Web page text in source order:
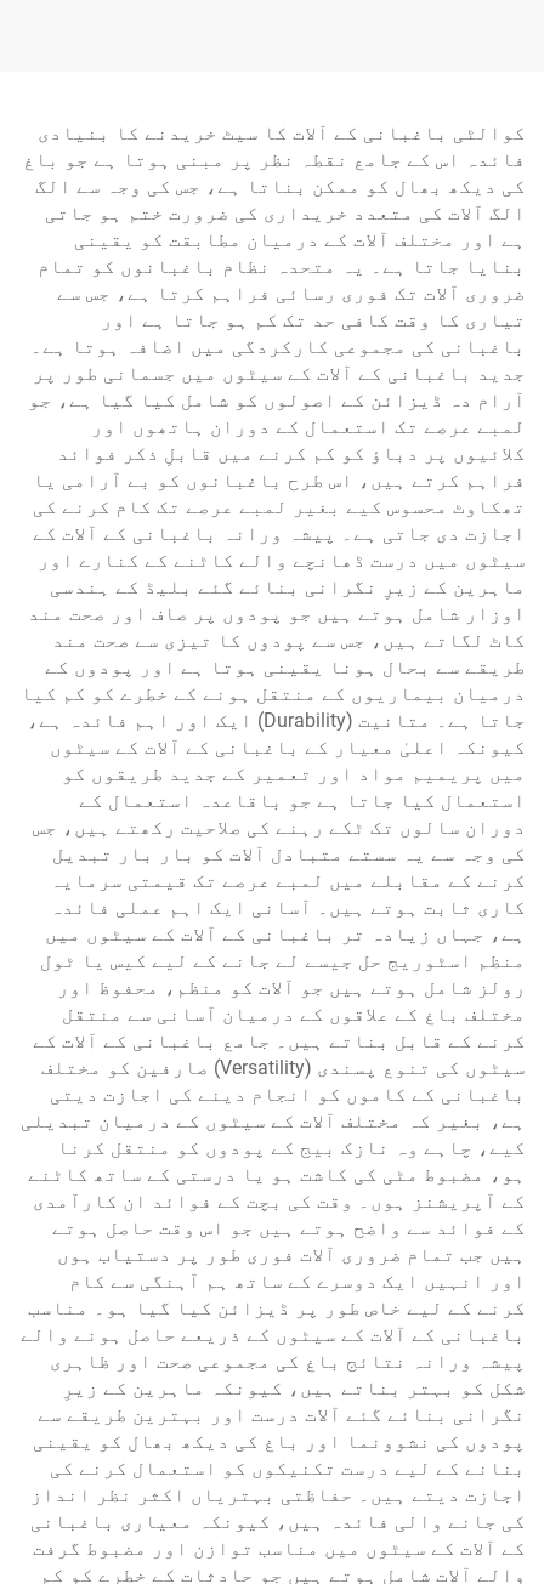
کوالٹی باغبانی کے آلات کا سیٹ خریدنے کا بنیادی
فائدہ اس کے جامع نقطہ نظر پر مبنی ہوتا ہے جو باغ
کی دیکھ بھال کو ممکن بناتا ہے، جس کی وجہ سے الگ
الگ آلات کی متعدد خریداری کی ضرورت ختم ہو جاتی
ہے اور مختلف آلات کے درمیان مطابقت کو یقینی
بنایا جاتا ہے۔ یہ متحدہ نظام باغبانوں کو تمام
ضروری آلات تک فوری رسائی فراہم کرتا ہے، جس سے
تیاری کا وقت کافی حد تک کم ہو جاتا ہے اور
باغبانی کی مجموعی کارکردگی میں اضافہ ہوتا ہے۔
جدید باغبانی کے آلات کے سیٹوں میں جسمانی طور پر
آرام دہ ڈیزائن کے اصولوں کو شامل کیا گیا ہے، جو
لمبے عرصے تک استعمال کے دوران ہاتھوں اور
کلائیوں پر دباؤ کو کم کرنے میں قابلِ ذکر فوائد
فراہم کرتے ہیں، اس طرح باغبانوں کو بے آرامی یا
تھکاوٹ محسوس کیے بغیر لمبے عرصے تک کام کرنے کی
اجازت دی جاتی ہے۔ پیشہ ورانہ باغبانی کے آلات کے
سیٹوں میں درست ڈھانچے والے کاٹنے کے کنارے اور
ماہرین کے زیرِ نگرانی بنائے گئے بلیڈ کے ہندسی
اوزار شامل ہوتے ہیں جو پودوں پر صاف اور صحت مند
کاٹ لگاتے ہیں، جس سے پودوں کا تیزی سے صحت مند
طریقے سے بحال ہونا یقینی ہوتا ہے اور پودوں کے
درمیان بیماریوں کے منتقل ہونے کے خطرے کو کم کیا
جاتا ہے۔ متانیت (Durability) ایک اور اہم فائدہ ہے،
کیونکہ اعلیٰ معیار کے باغبانی کے آلات کے سیٹوں
میں پریمیم مواد اور تعمیر کے جدید طریقوں کو
استعمال کیا جاتا ہے جو باقاعدہ استعمال کے
دوران سالوں تک ٹکے رہنے کی صلاحیت رکھتے ہیں، جس
کی وجہ سے یہ سستے متبادل آلات کو بار بار تبدیل
کرنے کے مقابلے میں لمبے عرصے تک قیمتی سرمایہ
کاری ثابت ہوتے ہیں۔ آسانی ایک اہم عملی فائدہ
ہے، جہاں زیادہ تر باغبانی کے آلات کے سیٹوں میں
منظم اسٹوریج حل جیسے لے جانے کے لیے کیس یا ٹول
رولز شامل ہوتے ہیں جو آلات کو منظم، محفوظ اور
مختلف باغ کے علاقوں کے درمیان آسانی سے منتقل
کرنے کے قابل بناتے ہیں۔ جامع باغبانی کے آلات کے
سیٹوں کی تنوع پسندی (Versatility) صارفین کو مختلف
باغبانی کے کاموں کو انجام دینے کی اجازت دیتی
ہے، بغیر کہ مختلف آلات کے سیٹوں کے درمیان تبدیلی
کیے، چاہے وہ نازک بیج کے پودوں کو منتقل کرنا
ہو، مضبوط مٹی کی کاشت ہو یا درستی کے ساتھ کاٹنے
کے آپریشنز ہوں۔ وقت کی بچت کے فوائد ان کارآمدی
کے فوائد سے واضح ہوتے ہیں جو اس وقت حاصل ہوتے
ہیں جب تمام ضروری آلات فوری طور پر دستیاب ہوں
اور انہیں ایک دوسرے کے ساتھ ہم آہنگی سے کام
کرنے کے لیے خاص طور پر ڈیزائن کیا گیا ہو۔ مناسب
باغبانی کے آلات کے سیٹوں کے ذریعے حاصل ہونے والے
پیشہ ورانہ نتائج باغ کی مجموعی صحت اور ظاہری
شکل کو بہتر بناتے ہیں، کیونکہ ماہرین کے زیرِ
نگرانی بنائے گئے آلات درست اور بہترین طریقے سے
پودوں کی نشوونما اور باغ کی دیکھ بھال کو یقینی
بنانے کے لیے درست تکنیکوں کو استعمال کرنے کی
اجازت دیتے ہیں۔ حفاظتی بہتریاں اکثر نظر انداز
کی جانے والی فائدہ ہیں، کیونکہ معیاری باغبانی
کے آلات کے سیٹوں میں مناسب توازن اور مضبوط گرفت
والے آلات شامل ہوتے ہیں جو حادثات کے خطرے کو کم